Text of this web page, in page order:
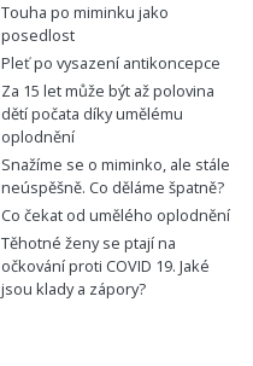
Touha po miminku jako
posedlost
Pleť po vysazení antikoncepce
Za 15 let může být až polovina
dětí počata díky umělému
oplodnění
Snažíme se o miminko, ale stále
neúspěšně. Co děláme špatně?
Co čekat od umělého oplodnění
Těhotné ženy se ptají na
očkování proti COVID 19. Jaké
jsou klady a zápory?